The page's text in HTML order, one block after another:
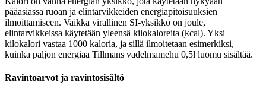
pääasiassa ruoan ja elintarvikkeiden energiapitoisuuksien
ilmoittamiseen. Vaikka virallinen SI-yksikkö on joule,
elintarvikkeissa käytetään yleensä kilokaloreita (kcal). Yksi
kilokalori vastaa 1000 kaloria, ja sillä ilmoitetaan esimerkiksi,
kuinka paljon energiaa Tillmans vadelmamehu 0,5l luomu sisältää.
Ravintoarvot ja ravintosisältö